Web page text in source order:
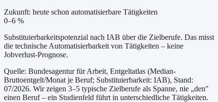
Zukunft: heute schon automatisierbare Tätigkeiten
0–6 %
Substituierbarkeitspotenzial nach IAB über die Zielberufe. Das misst
die technische Automatisierbarkeit von Tätigkeiten – keine
Jobverlust-Prognose.
Quelle: Bundesagentur für Arbeit, Entgeltatlas (Median-
Bruttoentgelt/Monat je Beruf; Substituierbarkeit: IAB), Stand:
07/2026. Wir zeigen 3–5 typische Zielberufe als Spanne, nie „den"
einen Beruf – ein Studienfeld führt in unterschiedliche Tätigkeiten.